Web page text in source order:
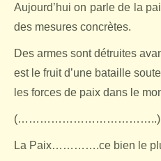
Aujourd’hui on parle de la
des mesures concrètes.
Des armes sont détruites
est le fruit d’une bataille
les forces de paix dans le
(………………………………..)
La Paix………….ce bien le